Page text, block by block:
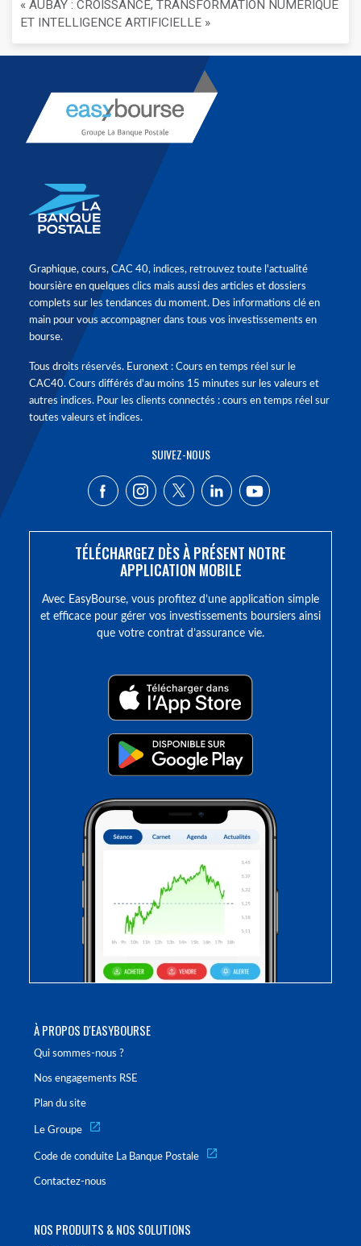
« AUBAY : CROISSANCE, TRANSFORMATION NUMÉRIQUE
ET INTELLIGENCE ARTIFICIELLE »
À PROPOS D'EASYBOURSE
Qui sommes-nous ?
Nos engagements RSE
Plan du site
Le Groupe
Code de conduite La Banque Postale
Contactez-nous
NOS PRODUITS & NOS SOLUTIONS
Graphique, cours, CAC 40, indices, retrouvez toute l'actualité
boursière en quelques clics mais aussi des articles et dossiers
complets sur les tendances du moment. Des informations clé en
main pour vous accompagner dans tous vos investissements en
bourse.
Tous droits réservés. Euronext : Cours en temps réel sur le
CAC40. Cours différés d'au moins 15 minutes sur les valeurs et
autres indices. Pour les clients connectés : cours en temps réel sur
toutes valeurs et indices.
SUIVEZ-NOUS
TÉLÉCHARGEZ DÈS À PRÉSENT NOTRE
APPLICATION MOBILE
Avec EasyBourse, vous profitez d’une application simple
et efficace pour gérer vos investissements boursiers ainsi
que votre contrat d’assurance vie.